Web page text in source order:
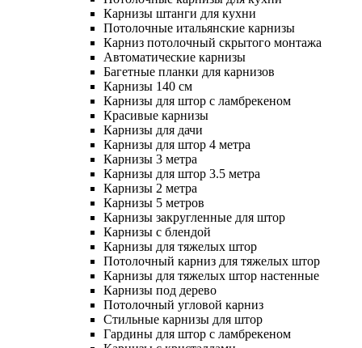
Карнизы штанги для кухни
Потолочные итальянские карнизы
Карниз потолочный скрытого монтажа
Автоматические карнизы
Багетные планки для карнизов
Карнизы 140 см
Карнизы для штор с ламбрекеном
Красивые карнизы
Карнизы для дачи
Карнизы для штор 4 метра
Карнизы 3 метра
Карнизы для штор 3.5 метра
Карнизы 2 метра
Карнизы 5 метров
Карнизы закругленные для штор
Карнизы с блендой
Карнизы для тяжелых штор
Потолочный карниз для тяжелых штор
Карнизы для тяжелых штор настенные
Карнизы под дерево
Потолочный угловой карниз
Стильные карнизы для штор
Гардины для штор с ламбрекеном